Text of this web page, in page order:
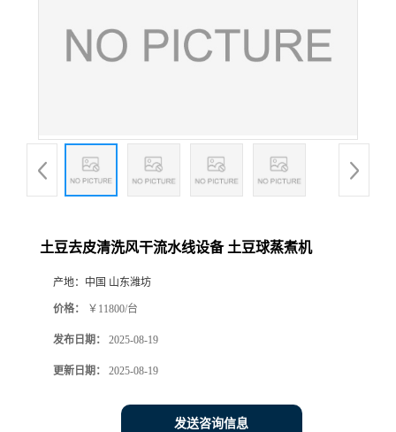
土豆去皮清洗风干流水线设备 土豆球蒸煮机
产地： 中国 山东潍坊
价格： ￥11800/台
发布日期： 2025-08-19
更新日期： 2025-08-19
发送咨询信息